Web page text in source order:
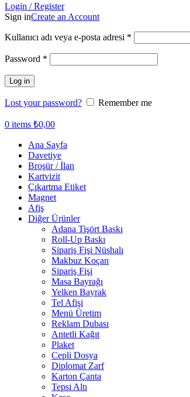
Login / Register
Sign inCreate an Account
Kullanıcı adı veya e-posta adresi *
Password *
Log in
Lost your password? Remember me
0 items ₺0,00
Ana Sayfa
Davetiye
Broşür / İlan
Kartvizit
Çıkartma Etiket
Magnet
Afiş
Diğer Ürünler
Adana Tişört Baskı
Roll-Up Baskı
Sipariş Fişi Nüshalı
Makbuz Koçan
Sipariş Fişi
Masa Bayrağı
Yelken Bayrak
Tel Afişi
Menü Üretim
Reklam Dubası
Antetli Kağıt
Plaket
Cepli Dosya
Diplomat Zarf
Karton Çanta
Tepsi Altı